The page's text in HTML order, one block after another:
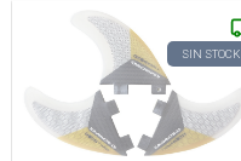
SIN STOCK